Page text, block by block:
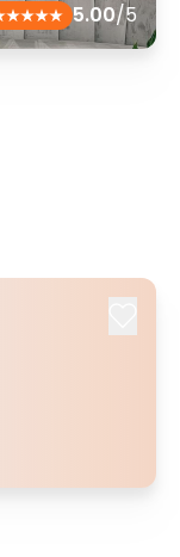
5.00/5